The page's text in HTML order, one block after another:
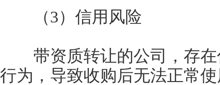
（3）信用风险
带资质转让的公司，存在
行为，导致收购后无法正常